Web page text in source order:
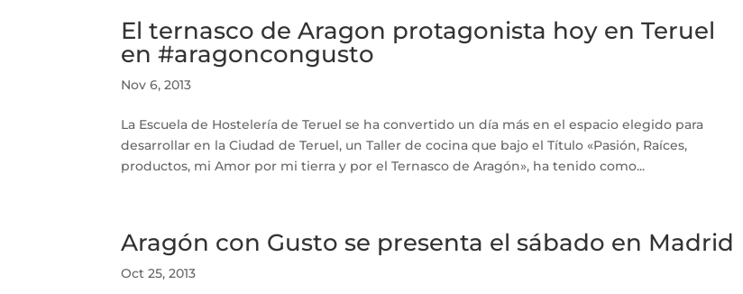
El ternasco de Aragon protagonista hoy en Teruel
en #aragoncongusto
Nov 6, 2013
La Escuela de Hostelería de Teruel se ha convertido un día más en el espacio elegido para
desarrollar en la Ciudad de Teruel, un Taller de cocina que bajo el Título «Pasión, Raíces,
productos, mi Amor por mi tierra y por el Ternasco de Aragón», ha tenido como...
Aragón con Gusto se presenta el sábado en Madrid
Oct 25, 2013